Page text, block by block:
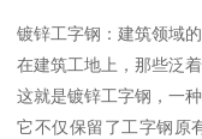
镀锌工字钢：建筑领域
在建筑工地上，那些泛
这就是镀锌工字钢，一
它不仅保留了工字钢原